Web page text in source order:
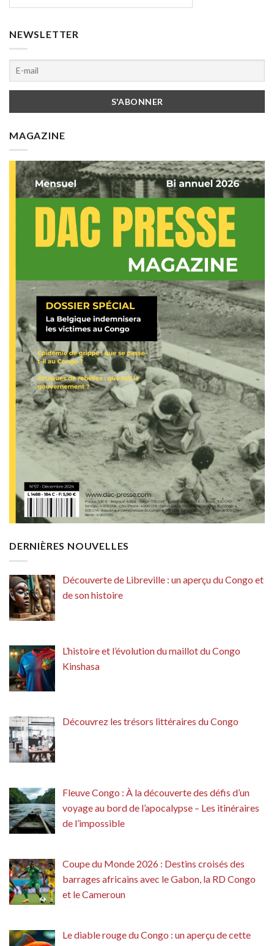
NEWSLETTER
MAGAZINE
DERNIÈRES NOUVELLES
Découverte de Libreville : un aperçu du Congo et
de son histoire
L’histoire et l’évolution du maillot du Congo
Kinshasa
Découvrez les trésors littéraires du Congo
Fleuve Congo : À la découverte des défis d’un
voyage au bord de l’apocalypse – Les itinéraires
de l’impossible
Coupe du Monde 2026 : Destins croisés des
barrages africains avec le Gabon, la RD Congo
et le Cameroun
Le diable rouge du Congo : un aperçu de cette